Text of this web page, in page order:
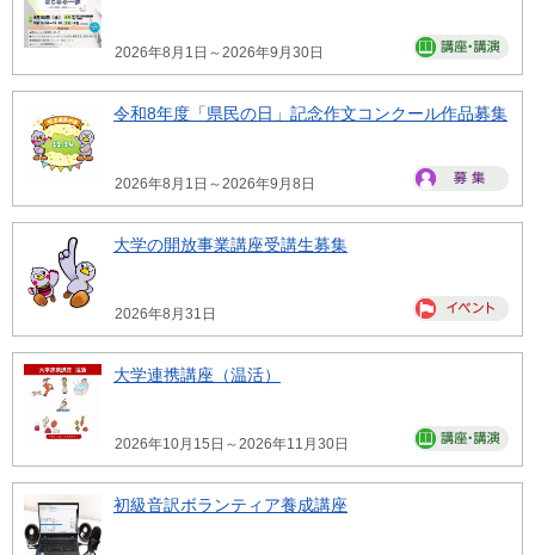
2026年8月1日～2026年9月30日
令和8年度「県民の日」記念作文コンクール作品募集
2026年8月1日～2026年9月8日
大学の開放事業講座受講生募集
2026年8月31日
大学連携講座（温活）
2026年10月15日～2026年11月30日
初級音訳ボランティア養成講座